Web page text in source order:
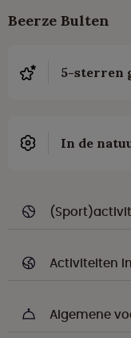
Beerze Bulten
5-sterren
In de
Activiteiten
Algemene